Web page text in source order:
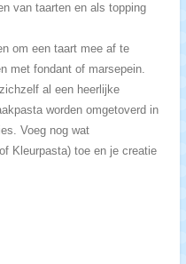
van taarten en als topping
om een taart mee af te
met fondant of marsepein.
al een heerlijke
worden omgetoverd in
Voeg nog wat
Kleurpasta) toe en je creatie